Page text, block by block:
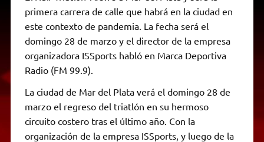
primera carrera de calle que habrá en la ciudad en
este contexto de pandemia. La fecha será el
domingo 28 de marzo y el director de la empresa
organizadora ISSports habló en Marca Deportiva
Radio (FM 99.9).
La ciudad de Mar del Plata verá el domingo 28 de
marzo el regreso del triatlón en su hermoso
circuito costero tras el último año. Con la
organización de la empresa ISSports, y luego de la